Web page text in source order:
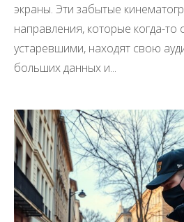
экраны. Эти забытые
направления, которые когда-то
устаревшими, находят свою
больших данных и...